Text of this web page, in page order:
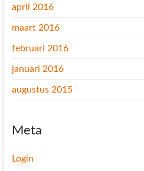
april 2016
maart 2016
februari 2016
januari 2016
augustus 2015
Meta
Login